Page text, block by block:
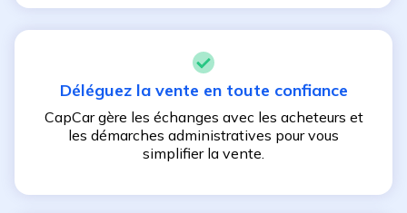
Déléguez la vente en toute confiance
CapCar gère les échanges avec les acheteurs et
les démarches administratives pour vous
simplifier la vente.